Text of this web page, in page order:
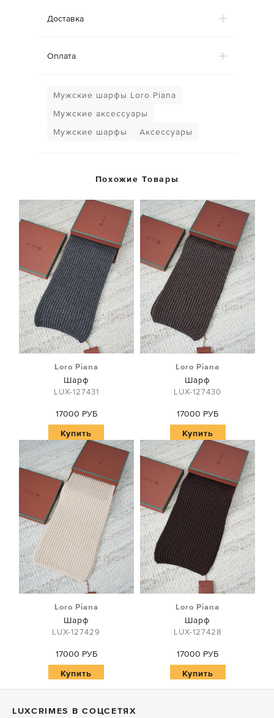
Доставка
Оплата
Мужские шарфы Loro Piana
Мужские аксессуары
Мужские шарфы
Аксессуары
Похожие Товары
Loro Piana
Шарф
LUX-127431
17000 РУБ
Купить
Loro Piana
Шарф
LUX-127430
17000 РУБ
Купить
Loro Piana
Шарф
LUX-127429
17000 РУБ
Купить
Loro Piana
Шарф
LUX-127428
17000 РУБ
Купить
LUXСRIMES В СОЦСЕТЯХ